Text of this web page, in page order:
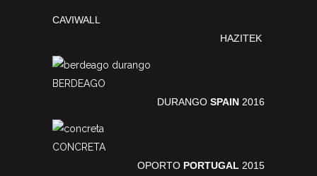
CAVIWALL
HAZITEK
BERDEAGO
DURANGO SPAIN 2016
CONCRETA
OPORTO PORTUGAL 2015